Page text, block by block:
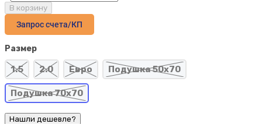
В корзину
Запрос счета/КП
Размер
1.5 2.0 Евро Подушка 50х70
Подушка 70х70